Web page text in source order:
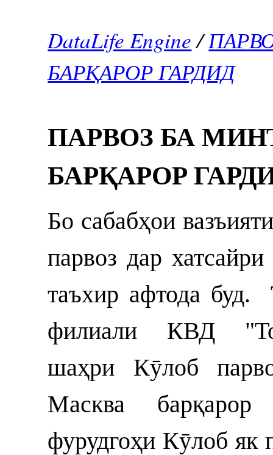
DataLife Engine/
БАРҚАРОР ГАРДИД
ПАРВОЗ БА
БАРҚАРОР
Бо сабабҳои
парвоз дар
таъхир афтода буд.
филиали КВД
шаҳри Кӯлоб
Масква
фурудгоҳи Кӯлоб як